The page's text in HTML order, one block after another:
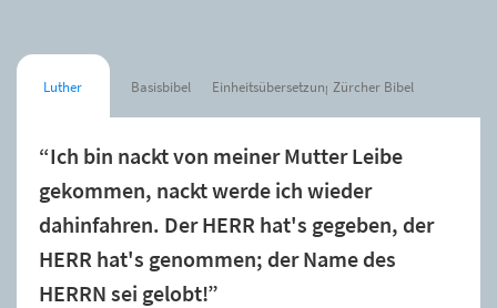
Luther Basisbibel Einheitsübersetzung Zürcher Bibel
“Ich bin nackt von meiner Mutter Leibe
gekommen, nackt werde ich wieder
dahinfahren. Der HERR hat's gegeben, der
HERR hat's genommen; der Name des
HERRN sei gelobt!”